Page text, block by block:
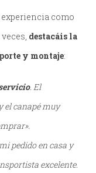
como
destacáis la
y montaje:
. El
el canapé muy
pedido en casa y
excelente.